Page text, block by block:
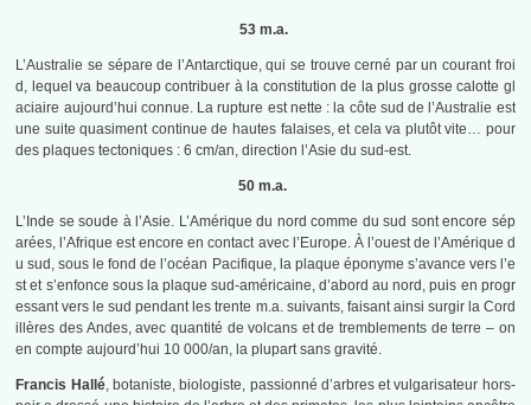
53 m.a.
L’Australie se sépare de l’Antarctique, qui se trouve cerné par un courant froi
d, lequel va beaucoup contribuer à la constitution de la plus grosse calotte gl
aciaire aujourd’hui connue. La rupture est nette : la côte sud de l’Australie est
une suite quasiment continue de hautes falaises, et cela va plutôt vite… pour
des plaques tectoniques : 6 cm/an, direction l’Asie du sud-est.
50 m.a.
L’Inde se soude à l’Asie. L’Amérique du nord comme du sud sont encore sép
arées, l’Afrique est encore en contact avec l’Europe. À l’ouest de l’Amérique d
u sud, sous le fond de l’océan Pacifique, la plaque éponyme s’avance vers l’e
st et s’enfonce sous la plaque sud-américaine, d’abord au nord, puis en progr
essant vers le sud pendant les trente m.a. suivants, faisant ainsi surgir la Cord
illères des Andes, avec quantité de volcans et de tremblements de terre – on
en compte aujourd’hui 10 000/an, la plupart sans gravité.
Francis Hallé, botaniste, biologiste, passionné d’arbres et vulgarisateur hors-